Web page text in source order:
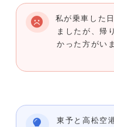
私が乗車した
ましたが、帰
かった方がい
東予と高松空